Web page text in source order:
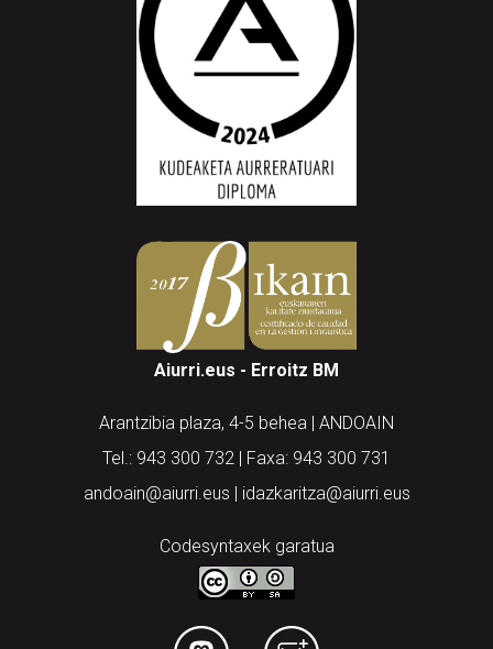
Aiurri.eus - Erroitz BM
Arantzibia plaza, 4-5 behea | ANDOAIN
Tel.: 943 300 732 | Faxa: 943 300 731
andoain@aiurri.eus | idazkaritza@aiurri.eus
Codesyntaxek garatua